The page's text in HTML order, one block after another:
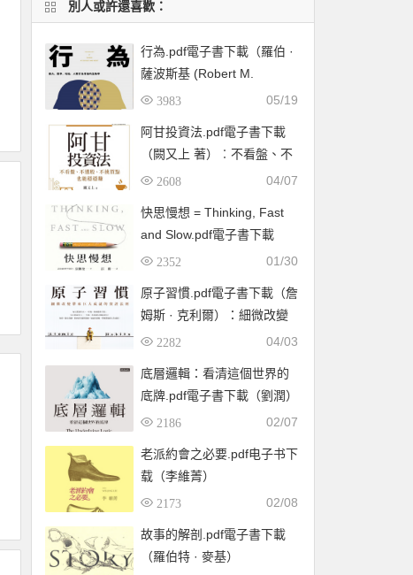
別人或許還喜歡：
行為.pdf電子書下載（羅伯 ·
薩波斯基 (Robert M.
Sapolsky) 著）：暴力、競
生物學
3983 05/19
阿甘投資法.pdf電子書下載
（闕又上 著）︰不看盤、不
選股、不挑買點也能穩穩賺
2608 04/07
快思慢想 = Thinking, Fast
and Slow.pdf電子書下載
（康納曼 (Daniel
2352 01/30
原子習慣.pdf電子書下載（詹
姆斯 · 克利爾）：細微改變
帶來巨大成就的實證法則
2282 04/03
底層邏輯：看清這個世界的
底牌.pdf電子書下載（劉潤）
2186 02/07
老派約會之必要.pdf电子书下
载（李維菁）
2173 02/08
故事的解剖.pdf電子書下載
（羅伯特 · 麥基）